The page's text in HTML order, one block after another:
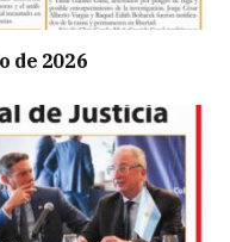
de 2026